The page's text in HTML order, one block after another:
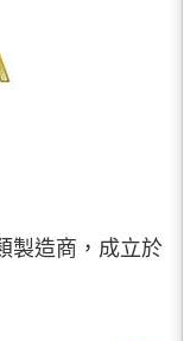
製造商，成立於